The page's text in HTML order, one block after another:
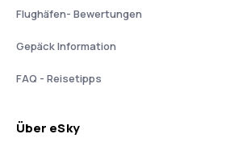
Flughäfen- Bewertungen
Gepäck Information
FAQ - Reisetipps
Über eSky